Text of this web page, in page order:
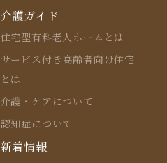
介護ガイド
住宅型有料⽼⼈ホームとは
サービス付き⾼齢者向け住宅
とは
介護・ケアについて
認知症について
新着情報